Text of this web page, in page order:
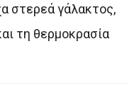
στερεά γάλακτος,
τη θερμοκρασία